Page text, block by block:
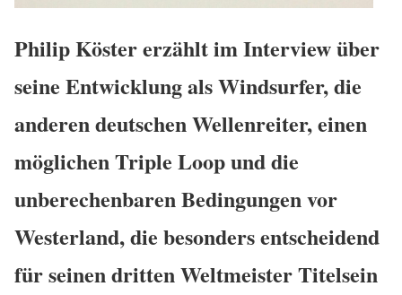
Philip Köster erzählt im Interview über
seine Entwicklung als Windsurfer, die
anderen deutschen Wellenreiter, einen
möglichen Triple Loop und die
unberechenbaren Bedingungen vor
Westerland, die besonders entscheidend
für seinen dritten Weltmeister Titelsein